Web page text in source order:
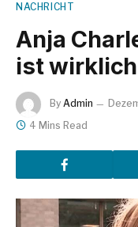
NACHRICHT
Anja
ist
By Admin
4 Mins Read